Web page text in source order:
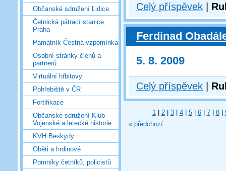
Občanské sdružení Lidice
Četnická pátrací stanice
Praha
Památník Čestná vzpomínka
Osobní stránky členů a
partnerů
Virtuální hřbitovy
Pohřebiště v ČR
Fortifikace
Občanské sdružení Klub
Vojenské a letecké historie
KVH Beskydy
Oběti a hrdinové
Pomníky četníků, policistů
Celý příspěvek
Ferdinad
5. 8. 2009
Celý příspěvek
« předchozí
1 2 3 4 5 6 7 8